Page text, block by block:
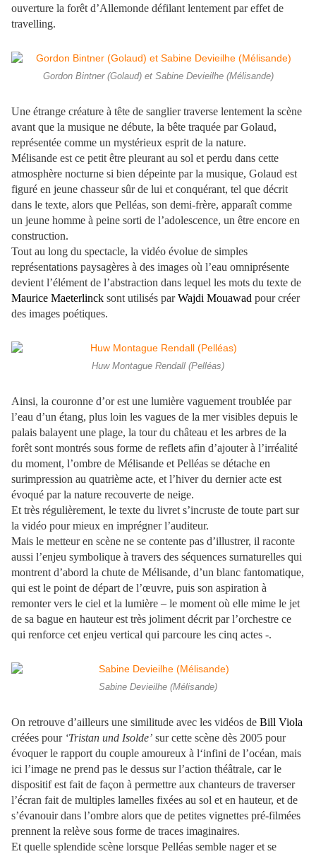
ouverture la forêt d’Allemonde défilant lentement par effet de
travelling.
Gordon Bintner (Golaud) et Sabine Devieilhe (Mélisande)
Une étrange créature à tête de sanglier traverse lentement la scène
avant que la musique ne débute, la bête traquée par Golaud,
représentée comme un mystérieux esprit de la nature.
Mélisande est ce petit être pleurant au sol et perdu dans cette
atmosphère nocturne si bien dépeinte par la musique, Golaud est
figuré en jeune chasseur sûr de lui et conquérant, tel que décrit
dans le texte, alors que Pelléas, son demi-frère, apparaît comme
un jeune homme à peine sorti de l’adolescence, un être encore en
construction.
Tout au long du spectacle, la vidéo évolue de simples
représentations paysagères à des images où l’eau omniprésente
devient l’élément de l’abstraction dans lequel les mots du texte de
Maurice Maeterlinck sont utilisés parWajdi Mouawad pour créer
des images poétiques.
Huw Montague Rendall (Pelléas)
Ainsi, la couronne d’or est une lumière vaguement troublée par
l’eau d’un étang, plus loin les vagues de la mer visibles depuis le
palais balayent une plage, la tour du château et les arbres de la
forêt sont montrés sous forme de reflets afin d’ajouter à l’irréalité
du moment, l’ombre de Mélisande et Pelléas se détache en
surimpression au quatrième acte, et l’hiver du dernier acte est
évoqué par la nature recouverte de neige.
Et très régulièrement, le texte du livret s’incruste de toute part sur
la vidéo pour mieux en imprégner l’auditeur.
Mais le metteur en scène ne se contente pas d’illustrer, il raconte
aussi l’enjeu symbolique à travers des séquences surnaturelles qui
montrent d’abord la chute de Mélisande, d’un blanc fantomatique,
qui est le point de départ de l’œuvre, puis son aspiration à
remonter vers le ciel et la lumière – le moment où elle mime le jet
de sa bague en hauteur est très joliment décrit par l’orchestre ce
qui renforce cet enjeu vertical qui parcoure les cinq actes -.
Sabine Devieilhe (Mélisande)
On retrouve d’ailleurs une similitude avec les vidéos de Bill Viola
créées pour ‘Tristan und Isolde’ sur cette scène dès 2005 pour
évoquer le rapport du couple amoureux à l‘infini de l’océan, mais
ici l’image ne prend pas le dessus sur l’action théâtrale, car le
dispositif est fait de façon à permettre aux chanteurs de traverser
l’écran fait de multiples lamelles fixées au sol et en hauteur, et de
s’évanouir dans l’ombre alors que de petites vignettes pré-filmées
prennent la relève sous forme de traces imaginaires.
Et quelle splendide scène lorsque Pelléas semble nager et se